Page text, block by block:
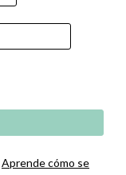
Aprende cómo se